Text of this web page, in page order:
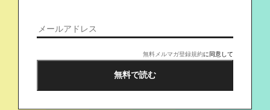
無料メルマガ登録規約に同意して